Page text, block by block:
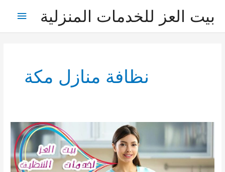
بيت العز للخدمات المنزلية
نظافة منازل مكة